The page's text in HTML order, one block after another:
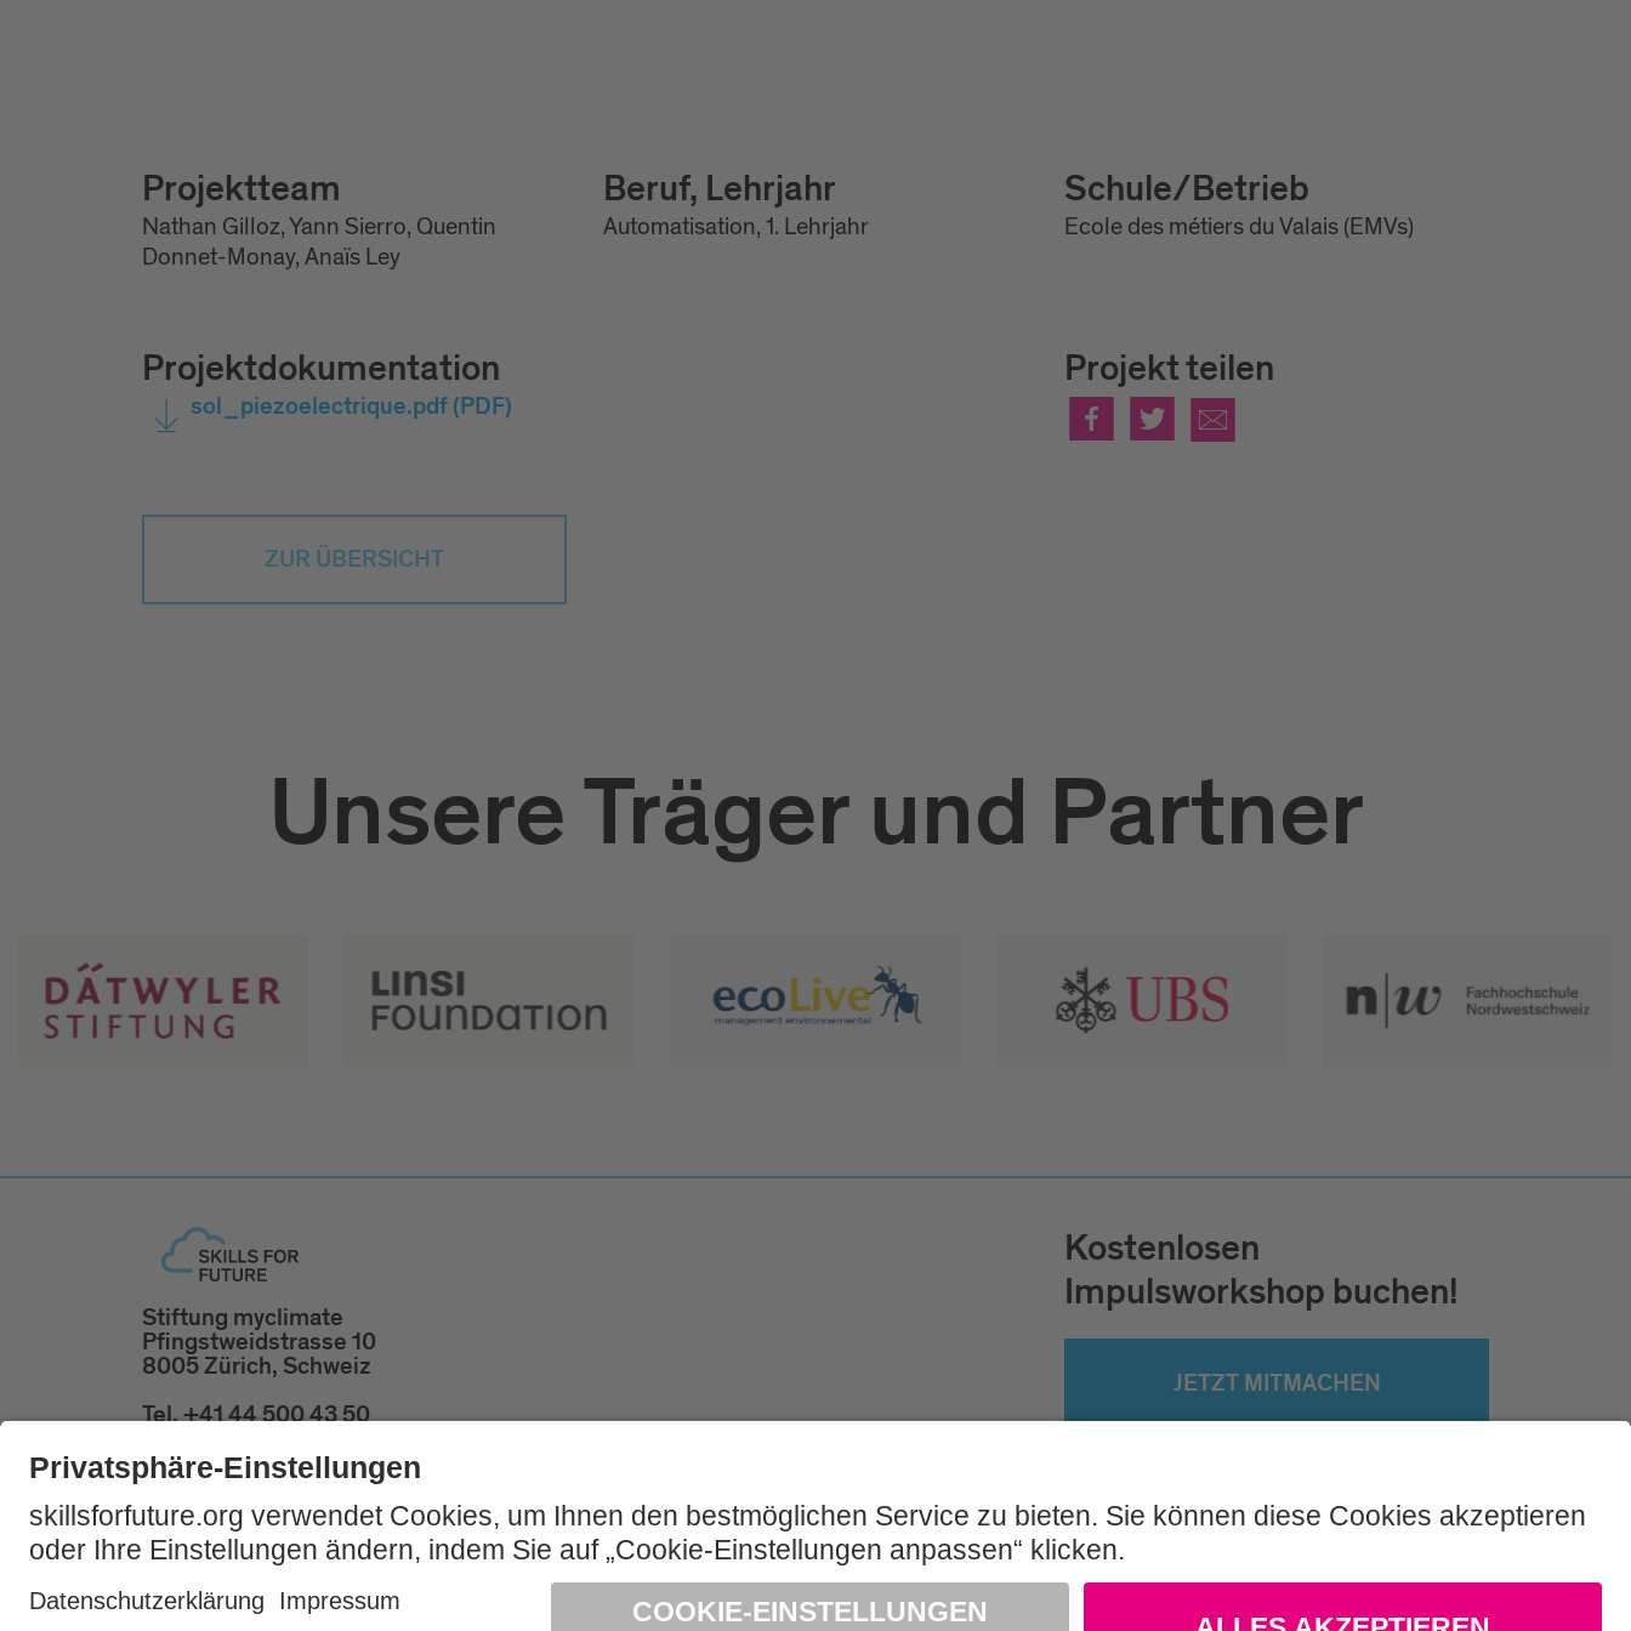
Projektteam
Nathan Gilloz, Yann Sierro, Quentin
Donnet-Monay, Anaïs Ley
Beruf, Lehrjahr
Automatisation, 1. Lehrjahr
Schule/Betrieb
Ecole des métiers du Valais (EMVs)
Projektdokumentation
sol_piezoelectrique.pdf(PDF)
Projekt teilen
ZUR ÜBERSICHT
Unsere Träger und Partner
Stiftung myclimate
Pfingstweidstrasse 10
8005 Zürich, Schweiz
Tel. +41 44 500 43 50
Kostenlosen
Impulsworkshop buchen!
JETZT MITMACHEN
Impressum und Nutzungshinweis AGB Datenschutz Sitemap